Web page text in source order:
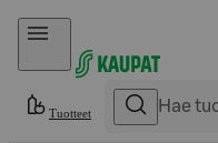
Hyppää sisältöön
Tuotteet